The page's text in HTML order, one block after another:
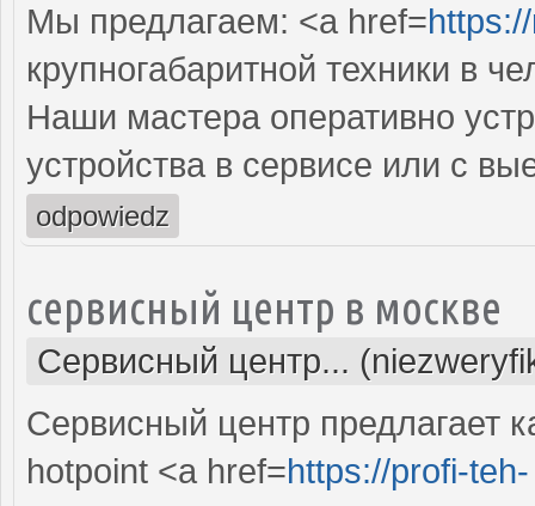
Мы предлагаем: <a href=
крупногабаритной техники в
Наши мастера оперативно
устройства в сервисе или с
odpowiedz
сервисный центр в москве
Сервисный центр...
Сервисный центр предлагает
hоtpoint <a href=https://profi-teh-